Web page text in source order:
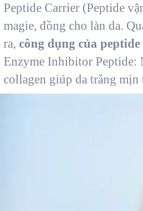
Peptide Carrier (Peptide
magie, đồng cho làn da.
ra, công dụng của peptide
Enzyme Inhibitor Peptide:
collagen giúp da trắng mịn